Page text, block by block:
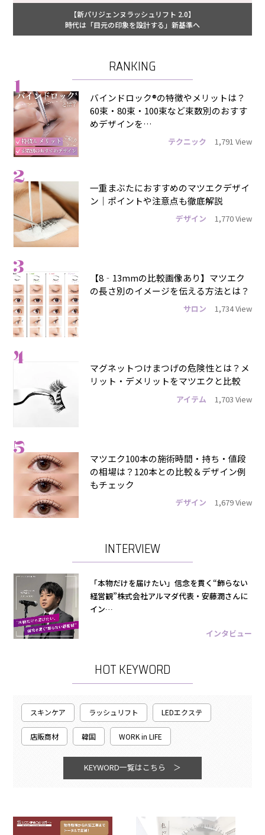
【新パリジェンヌラッシュリフト 2.0】
時代は「目元の印象を設計する」新基準へ
RANKING
1
バインドロック®の特徴やメリットは？
60束・80束・100束など束数別のおすす
めデザインを…
テクニック 1,791 View
2
一重まぶたにおすすめのマツエクデザイ
ン｜ポイントや注意点も徹底解説
デザイン 1,770 View
3
【8‐13mmの比較画像あり】マツエク
の長さ別のイメージを伝える方法とは？
サロン 1,734 View
4
マグネットつけまつげの危険性とは？メ
リット・デメリットをマツエクと比較
アイテム 1,703 View
5
マツエク100本の施術時間・持ち・値段
の相場は？120本との比較＆デザイン例
もチェック
デザイン 1,679 View
INTERVIEW
「本物だけを届けたい」信念を貫く“飾らない
経営観”株式会社アルマダ代表・安藤潤さんに
イン…
インタビュー
HOT KEYWORD
スキンケア ラッシュリフト LEDエクステ
店販商材 韓国 WORK in LIFE
KEYWORD一覧はこちら